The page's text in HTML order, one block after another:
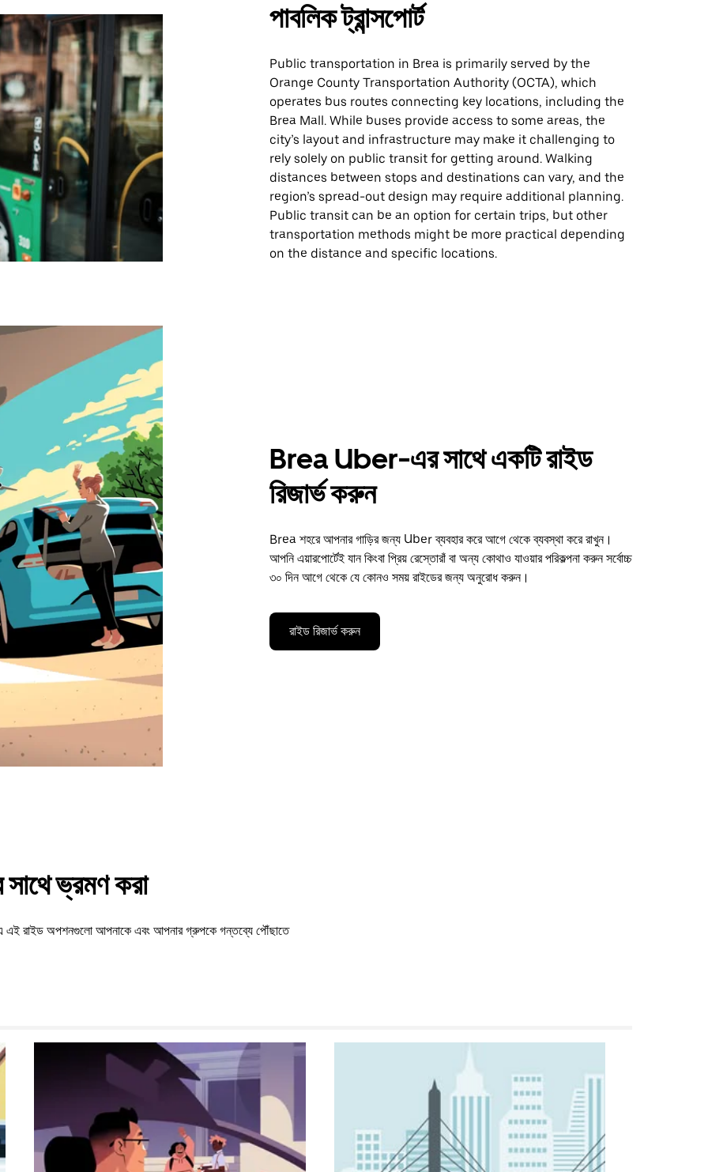
পাবলিক ট্রান্সপোর্ট
Public transportation in Brea is primarily served by the
Orange County Transportation Authority (OCTA), which
operates bus routes connecting key locations, including the
Brea Mall. While buses provide access to some areas, the
city’s layout and infrastructure may make it challenging to
rely solely on public transit for getting around. Walking
distances between stops and destinations can vary, and the
region’s spread-out design may require additional planning.
Public transit can be an option for certain trips, but other
transportation methods might be more practical depending
on the distance and specific locations.
Brea Uber-এর সাথে একটি রাইড
রিজার্ভ করুন
Brea শহরে আপনার গাড়ির জন্য Uber ব্যবহার করে আগে থেকে ব্যবস্থা করে রাখুন।
আপনি এয়ারপোর্টেই যান কিংবা প্রিয় রেস্তোরাঁ বা অন্য কোথাও যাওয়ার পরিকল্পনা করুন সর্বোচ্চ
৩০ দিন আগে থেকে যে কোনও সময় রাইডের জন্য অনুরোধ করুন।
রাইড রিজার্ভ করুন
ভ্রমণ করা
এই রাইড অপশনগুলো আপনাকে এবং আপনার গ্রুপকে গন্তব্যে পৌঁছাতে